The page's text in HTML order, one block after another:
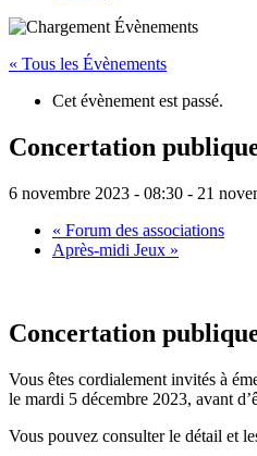
« Tous les Évènements
Cet évènement est passé.
Concertation
6 novembre 2023 - 08:30 - 21
« Forum des associations
Après-midi Jeux »
Concertation
Vous êtes cordialement invités à
le mardi 5 décembre 2023, avant
Vous pouvez consulter le détail et